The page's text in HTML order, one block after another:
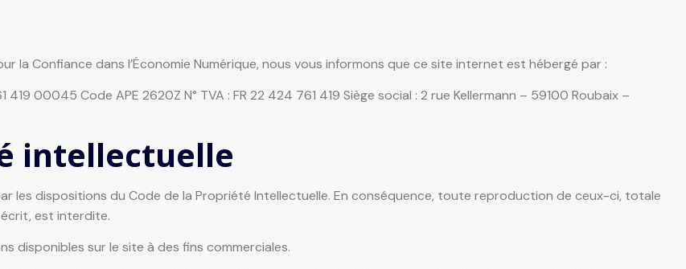
la Confiance dans l’Économie Numérique, nous vous informons que ce site internet est hébergé par :
00045 Code APE 2620Z N° TVA : FR 22 424 761 419 Siège social : 2 rue Kellermann – 59100 Roubaix –
intellectuelle
les dispositions du Code de la Propriété Intellectuelle. En conséquence, toute reproduction de ceux-ci, totale
est interdite.
disponibles sur le site à des fins commerciales.